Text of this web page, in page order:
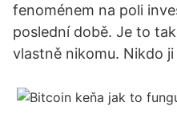
fenoménem na poli
poslední době. Je to
vlastně nikomu. Nikdo